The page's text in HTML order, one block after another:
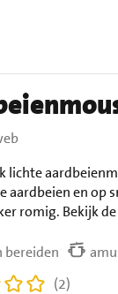
lichte
aardbeien en op
romig. Bekijk
bereiden
(2)